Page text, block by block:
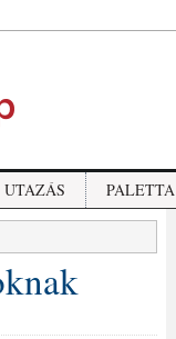
UTAZÁS PALETTA